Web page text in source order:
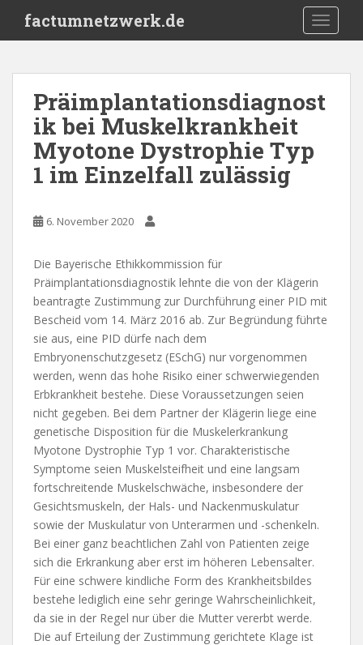
i
factumnetzwerk.de
Präimplantationsdiagnost
ik bei Muskelkrankheit
Myotone Dystrophie Typ
1 im Einzelfall zulässig
6. November 2020
Die Bayerische Ethikkommission für
Präimplantationsdiagnostik lehnte die von der Klägerin
beantragte Zustimmung zur Durchführung einer PID mit
Bescheid vom 14. März 2016 ab. Zur Begründung führte
sie aus, eine PID dürfe nach dem
Embryonenschutzgesetz (ESchG) nur vorgenommen
werden, wenn das hohe Risiko einer schwerwiegenden
Erbkrankheit bestehe. Diese Voraussetzungen seien
nicht gegeben. Bei dem Partner der Klägerin liege eine
genetische Disposition für die Muskelerkrankung
Myotone Dystrophie Typ 1 vor. Charakteristische
Symptome seien Muskelsteifheit und eine langsam
fortschreitende Muskelschwäche, insbesondere der
Gesichtsmuskeln, der Hals- und Nackenmuskulatur
sowie der Muskulatur von Unterarmen und -schenkeln.
Bei einer ganz beachtlichen Zahl von Patienten zeige
sich die Erkrankung aber erst im höheren Lebensalter.
Für eine schwere kindliche Form des Krankheitsbildes
bestehe lediglich eine sehr geringe Wahrscheinlichkeit,
da sie in der Regel nur über die Mutter vererbt werde.
Die auf Erteilung der Zustimmung gerichtete Klage ist